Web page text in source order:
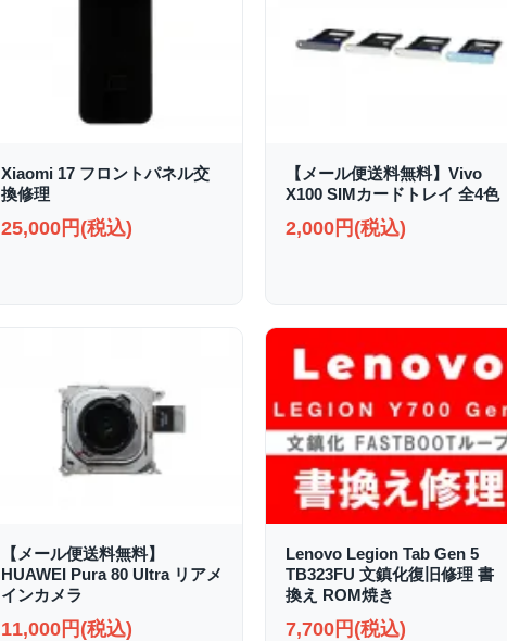
Xiaomi 17 フロントパネル交
換修理
25,000円(税込)
【メール便送料無料】Vivo
X100 SIMカードトレイ 全4色
2,000円(税込)
【メール便送料無料】
HUAWEI Pura 80 Ultra リアメ
インカメラ
11,000円(税込)
Lenovo Legion Tab Gen 5
TB323FU 文鎮化復旧修理 書
換え ROM焼き
7,700円(税込)